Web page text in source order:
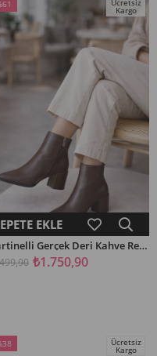
EKLE
Kargo
Martinelli Gerçek Deri Kahve Renkli Cilt Kadın Topuklu Bot
₺1.750,90
Ücretsiz
Kargo